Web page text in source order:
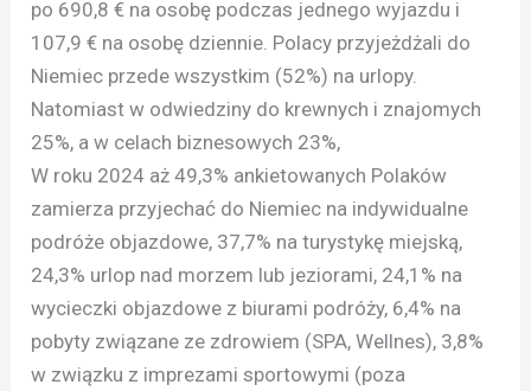
po 690,8 € na osobę podczas jednego wyjazdu i
107,9 € na osobę dziennie. Polacy przyjeżdżali do
Niemiec przede wszystkim (52%) na urlopy.
Natomiast w odwiedziny do krewnych i znajomych
25%, a w celach biznesowych 23%,
W roku 2024 aż 49,3% ankietowanych Polaków
zamierza przyjechać do Niemiec na indywidualne
podróże objazdowe, 37,7% na turystykę miejską,
24,3% urlop nad morzem lub jeziorami, 24,1% na
wycieczki objazdowe z biurami podróży, 6,4% na
pobyty związane ze zdrowiem (SPA, Wellnes), 3,8%
w związku z imprezami sportowymi (poza